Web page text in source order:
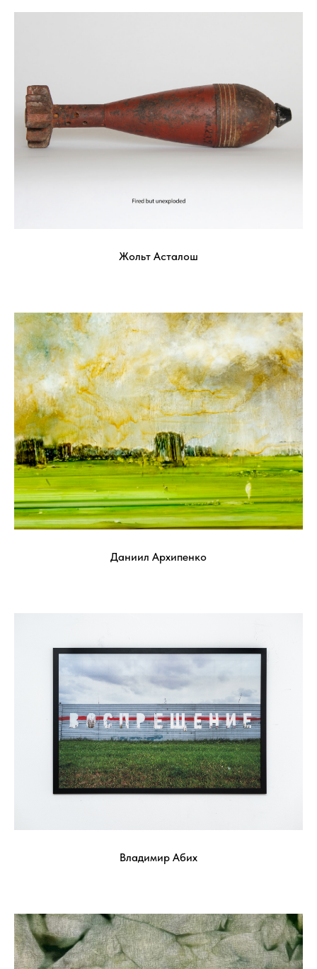
Жольт Асталош
Даниил Архипенко
Владимир Абих